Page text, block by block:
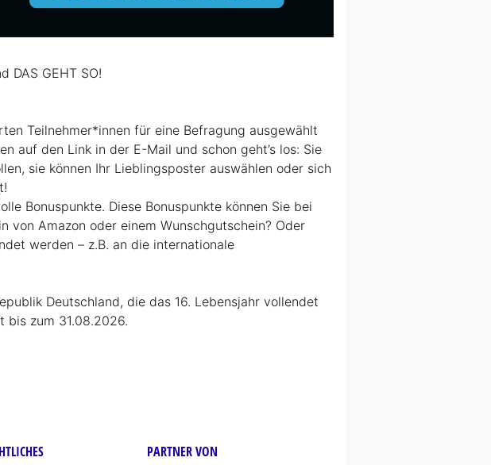
DAS GEHT SO!
Teilnehmer*innen für eine Befragung ausgewählt
auf den Link in der E-Mail und schon geht’s los: Sie
sie können Ihr Lieblingsposter auswählen oder sich
Bonuspunkte. Diese Bonuspunkte können Sie bei
von Amazon oder einem Wunschgutschein? Oder
werden – z.B. an die internationale
Deutschland, die das 16. Lebensjahr vollendet
bis zum 31.08.2026.
PARTNER VON